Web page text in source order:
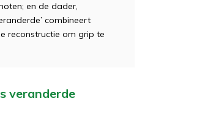
en de dader,
combineert
reconstructie om grip te
veranderde